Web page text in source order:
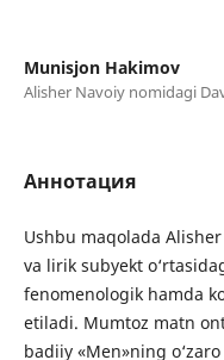
Munisjon Hakimov
Alisher Navoiy nomidagi
Аннотация
Ushbu maqolada
va lirik subyekt
fenomenologik hamda
etiladi. Mumtoz matn
badiiy «Men»ning